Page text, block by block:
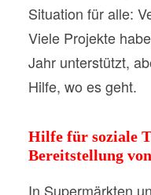
Situation für alle:
Viele Projekte
Jahr unterstützt,
Hilfe, wo es geht.
Hilfe für soziale
Bereitstellung
In Supermärkten